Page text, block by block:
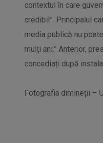
contextul în care
credibil”. Principalul
media publică nu
mulți ani.” Anterior,
concediați după
Fotografia dimineții –